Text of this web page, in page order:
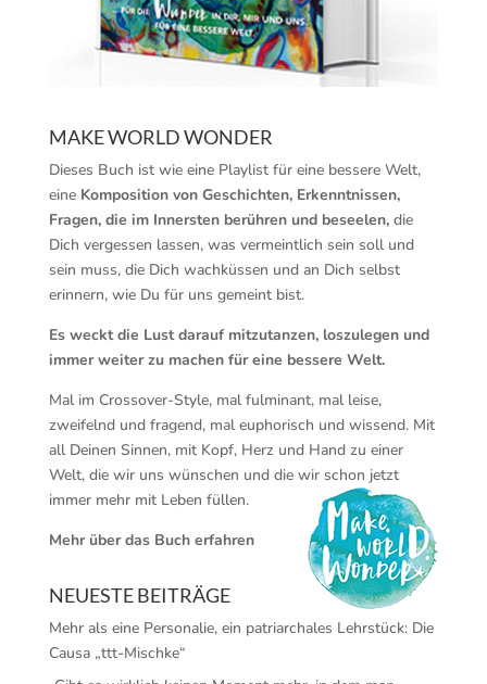
MAKE WORLD WONDER
Dieses Buch ist wie eine Playlist für eine bessere Welt,
eine Komposition von Geschichten, Erkenntnissen,
Fragen, die im Innersten berühren und beseelen,die
Dich vergessen lassen, was vermeintlich sein soll und
sein muss, die Dich wachküssen und an Dich selbst
erinnern, wie Du für uns gemeint bist.
Es weckt die Lust darauf mitzutanzen, loszulegen und
immer weiter zu machen für eine bessere Welt.
Mal im Crossover-Style, mal fulminant, mal leise,
zweifelnd und fragend, mal euphorisch und wissend. Mit
all Deinen Sinnen, mit Kopf, Herz und Hand zu einer
Welt, die wir uns wünschen und die wir schon jetzt
immer mehr mit Leben füllen.
Mehr über das Buch erfahren
NEUESTE BEITRÄGE
Mehr als eine Personalie, ein patriarchales Lehrstück: Die
Causa „ttt-Mischke“